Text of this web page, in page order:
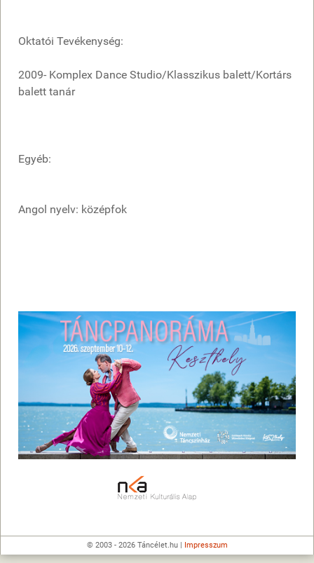
Oktatói Tevékenység:
2009- Komplex Dance Studio/Klasszikus balett/Kortárs
balett tanár
Egyéb:
Angol nyelv: középfok
© 2003 - 2026 Táncélet.hu | Impresszum